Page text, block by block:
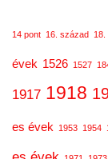
14 pont 16. század
évek 1526 1527
1917 1918
es évek 1953 1954